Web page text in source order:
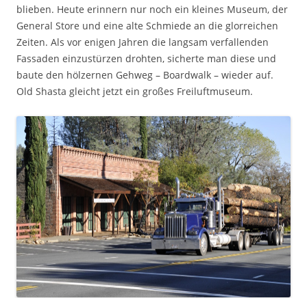
blieben. Heute erinnern nur noch ein kleines Museum, der
General Store und eine alte Schmiede an die glorreichen
Zeiten. Als vor enigen Jahren die langsam verfallenden
Fassaden einzustürzen drohten, sicherte man diese und
baute den hölzernen Gehweg – Boardwalk – wieder auf.
Old Shasta gleicht jetzt ein großes Freiluftmuseum.